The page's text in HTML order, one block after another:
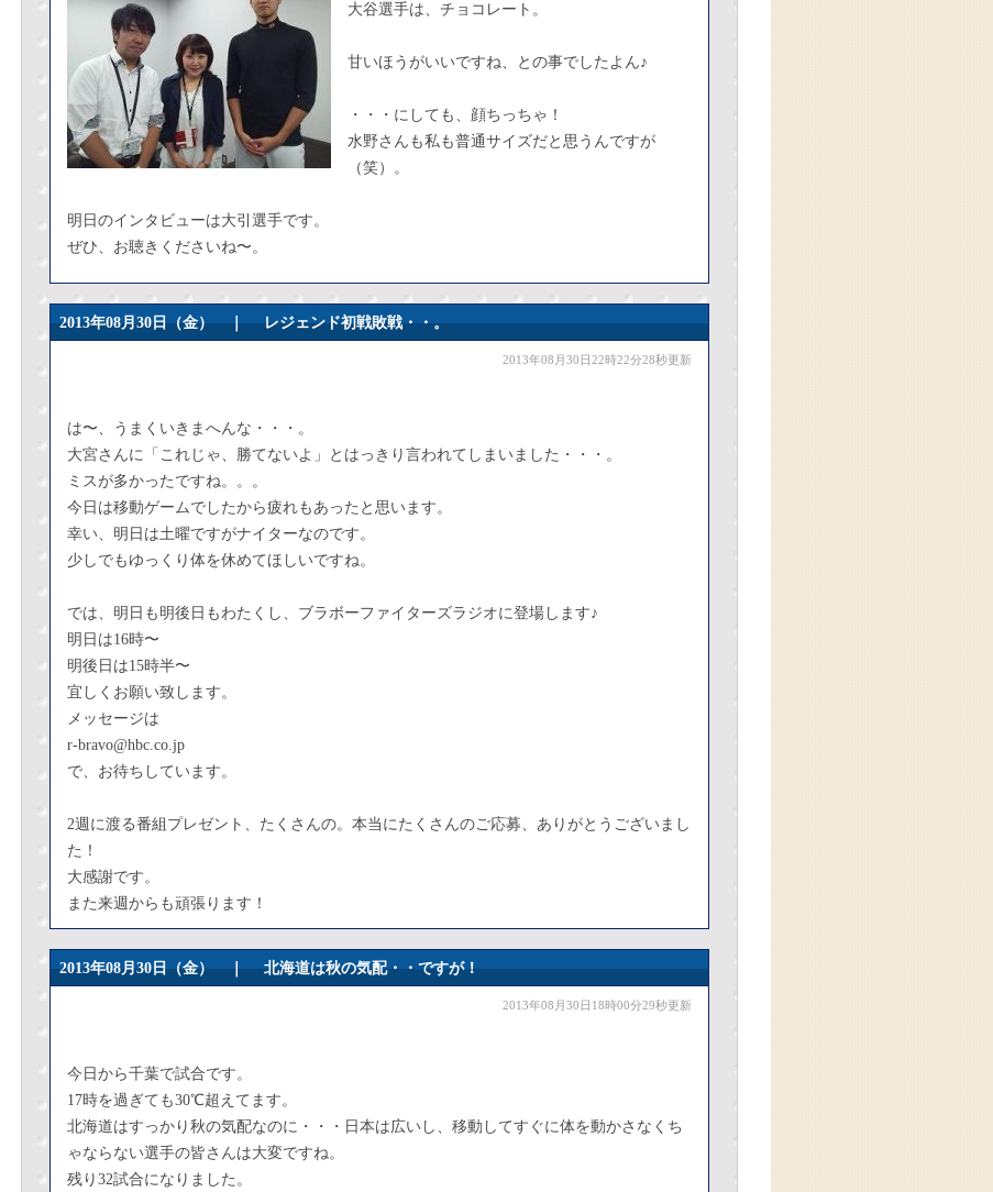
大谷選手は、チョコレート。
甘いほうがいいですね、との事でしたよん♪
・・・にしても、顔ちっちゃ！
水野さんも私も普通サイズだと思うんですが
（笑）。
明日のインタビューは大引選手です。
ぜひ、お聴きくださいね〜。
2013年08月30日（金） ｜レジェンド初戦敗戦・・。
2013年08月30日22時22分28秒更新
は〜、うまくいきまへんな・・・。
大宮さんに「これじゃ、勝てないよ」とはっきり言われてしまいました・・・。
ミスが多かったですね。。。
今日は移動ゲームでしたから疲れもあったと思います。
幸い、明日は土曜ですがナイターなのです。
少しでもゆっくり体を休めてほしいですね。
では、明日も明後日もわたくし、ブラボーファイターズラジオに登場します♪
明日は16時〜
明後日は15時半〜
宜しくお願い致します。
メッセージは
r-bravo@hbc.co.jp
で、お待ちしています。
2週に渡る番組プレゼント、たくさんの。本当にたくさんのご応募、ありがとうございまし
た！
大感謝です。
また来週からも頑張ります！
2013年08月30日（金） ｜北海道は秋の気配・・ですが！
2013年08月30日18時00分29秒更新
今日から千葉で試合です。
17時を過ぎても30℃超えてます。
北海道はすっかり秋の気配なのに・・・日本は広いし、移動してすぐに体を動かさなくち
ゃならない選手の皆さんは大変ですね。
残り32試合になりました。